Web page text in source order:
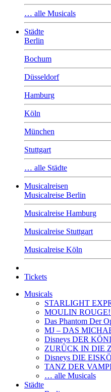
… alle Musicals
Städte
Berlin
Bochum
Düsseldorf
Hamburg
Köln
München
Stuttgart
… alle Städte
Musicalreisen
Musicalreise Berlin
Musicalreise Hamburg
Musicalreise Stuttgart
Musicalreise Köln
Tickets
Musicals
STARLIGHT
MOULIN
Das Phantom Der
MJ – DAS
Disneys DER
ZURÜCK IN DIE
Disneys DIE
TANZ DER
… alle Musicals
Städte